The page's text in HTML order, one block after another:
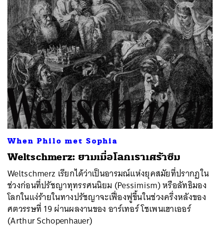
When Philo met Sophia
Weltschmerz: ยามเมื่อโลกเราเศร้าซึม
Weltschmerz เรียกได้ว่าเป็นอารมณ์แห่งยุคสมัยที่ปรากฏใน
ช่วงก่อนที่ปรัชญาทุทรรศนนิยม (Pessimism) หรือลัทธิมอง
โลกในแง่ร้ายในทางปรัชญาจะเฟื่องฟูขึ้นในช่วงครึ่งหลังของ
ศตวรรษที่ 19 ผ่านผลงานของ อาร์เทอร์ โชเพนเฮาเออร์
(Arthur Schopenhauer)